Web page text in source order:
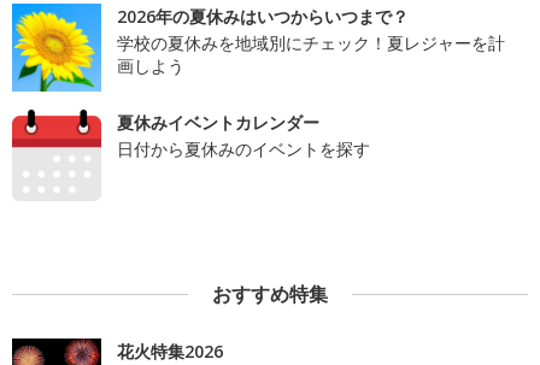
2026年の夏休みはいつからいつまで？
学校の夏休みを地域別にチェック！夏レジャーを計
画しよう
夏休みイベントカレンダー
日付から夏休みのイベントを探す
おすすめ特集
花火特集2026